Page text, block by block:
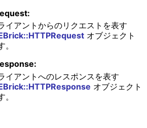
イアントからのリクエストを表す
オブジェクト
。
イアントへのレスポンスを表す
オブジェクト
。